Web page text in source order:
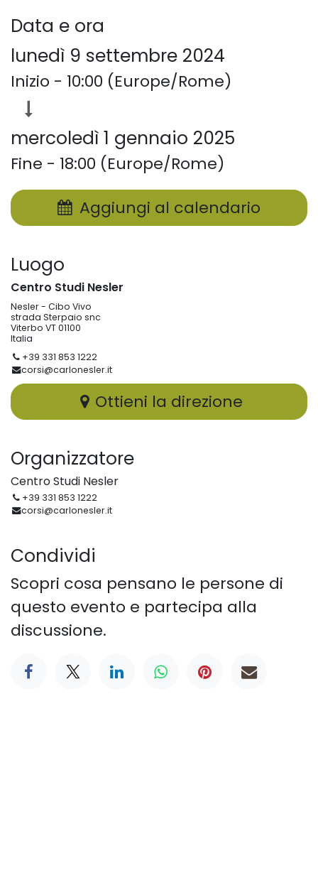
Data e ora
lunedì 9 settembre 2024
Inizio - 10:00 (Europe/Rome)
mercoledì 1 gennaio 2025
Fine - 18:00 (Europe/Rome)
Aggiungi al calendario
Luogo
Centro Studi Nesler
Nesler - Cibo Vivo
strada Sterpaio snc
Viterbo VT 01100
Italia
+39 331 853 1222
corsi@carlonesler.it
Ottieni la direzione
Organizzatore
Centro Studi Nesler
+39 331 853 1222
corsi@carlonesler.it
Condividi
Scopri cosa pensano le persone di
questo evento e partecipa alla
discussione.